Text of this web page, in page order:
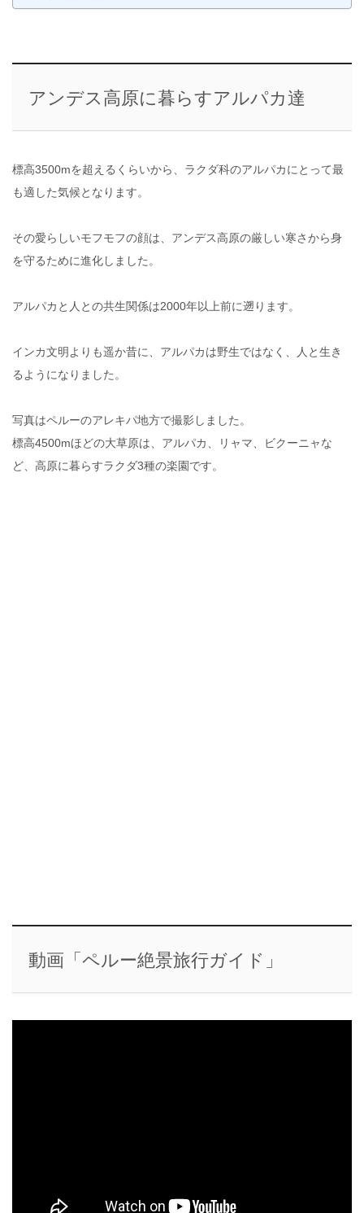
アンデス高原に暮らすアルパカ達
標高3500mを超えるくらいから、ラクダ科のアルパカにとって最
も適した気候となります。
その愛らしいモフモフの顔は、アンデス高原の厳しい寒さから身
を守るために進化しました。
アルパカと人との共生関係は2000年以上前に遡ります。
インカ文明よりも遥か昔に、アルパカは野生ではなく、人と生き
るようになりました。
写真はペルーのアレキパ地方で撮影しました。
標高4500mほどの大草原は、アルパカ、リャマ、ビクーニャな
ど、高原に暮らすラクダ3種の楽園です。
動画「ペルー絶景旅行ガイド」